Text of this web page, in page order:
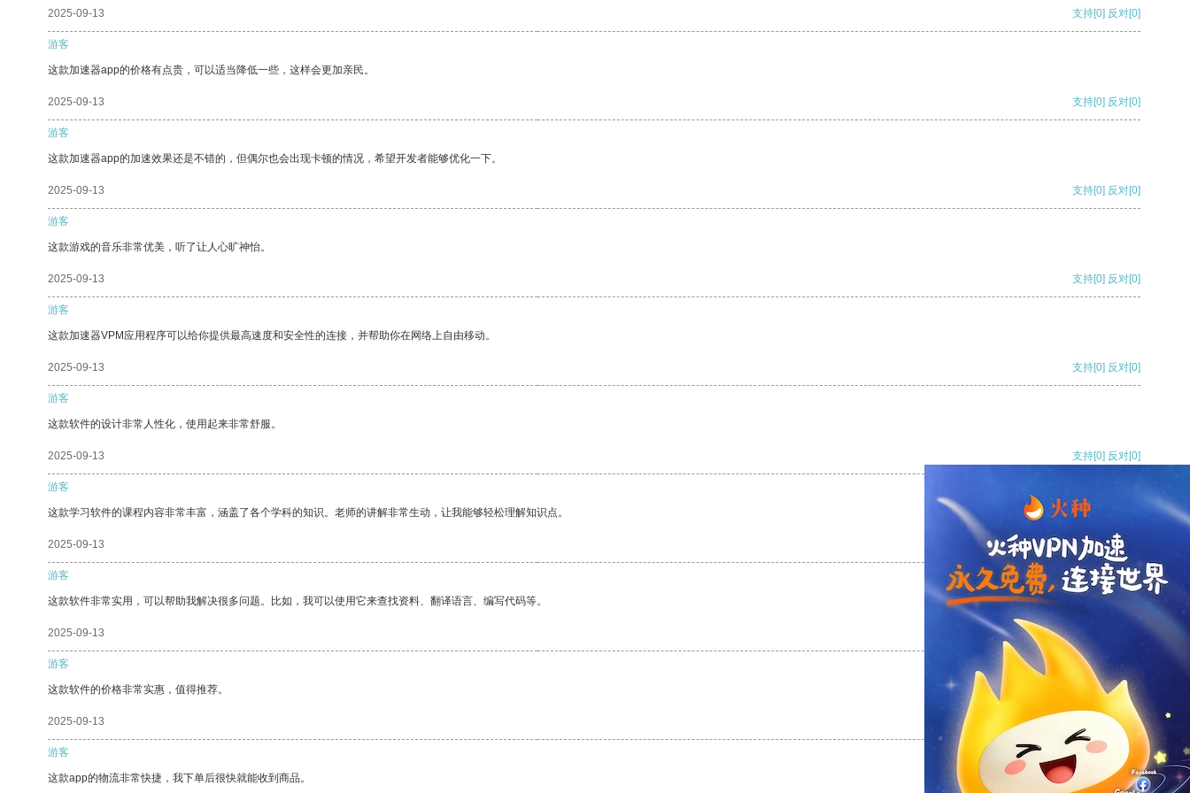
2025-09-13 支持[0] 反对[0]
游客
这款加速器app的价格有点贵，可以适当降低一些，这样会更加亲民。
2025-09-13 支持[0] 反对[0]
游客
这款加速器app的加速效果还是不错的，但偶尔也会出现卡顿的情况，希望开发者能够优化一下。
2025-09-13 支持[0] 反对[0]
游客
这款游戏的音乐非常优美，听了让人心旷神怡。
2025-09-13 支持[0] 反对[0]
游客
这款加速器VPM应用程序可以给你提供最高速度和安全性的连接，并帮助你在网络上自由移动。
2025-09-13 支持[0] 反对[0]
游客
这款软件的设计非常人性化，使用起来非常舒服。
2025-09-13 支持[0] 反对[0]
游客
这款学习软件的课程内容非常丰富，涵盖了各个学科的知识。老师的讲解非常生动，让我能够轻松理解知识点。
2025-09-13 支持[0] 反对
游客
这款软件非常实用，可以帮助我解决很多问题。比如，我可以使用它来查找资料、翻译语言、编写代码等。
2025-09-13 支持
游客
这款软件的价格非常实惠，值得推荐。
2025-09-13 反对 [0]
游客
这款app的物流非常快捷，我下单后很快就能收到商品。